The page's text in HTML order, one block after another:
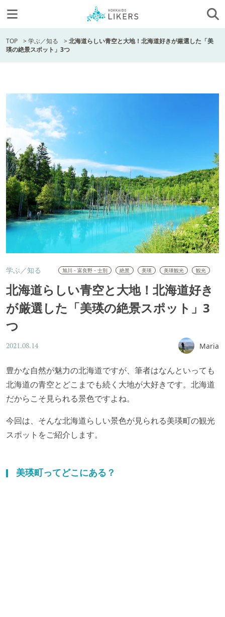
TOP >学ぶ／知る >北海道らしい青空と大地！北海道好きが厳選した「美
瑛の絶景スポット」3つ
学ぶ／知る 旭川・富良野・士別 絶景 美瑛 美瑛観光 観光
北海道らしい青空と大地！北海道好き
が厳選した「美瑛の絶景スポット」3
つ
2021.08.14 Maria
豊かな自然が魅力の北海道ですが、筆者はなんといっても
北海道の青空とどこまでも続く大地が大好きです。北海道
だからこそ見られる景色ですよね。
今回は、そんな北海道らしい景色が見られる美瑛町の観光
スポットをご紹介します。
美瑛町ってどこにある？